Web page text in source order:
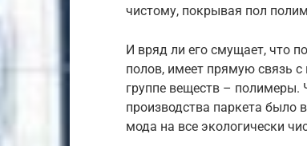
чистому, покрывая пол
И вряд ли его смущает, что
полов, имеет прямую связь
группе веществ – полимеры.
производства паркета было
мода на все экологически